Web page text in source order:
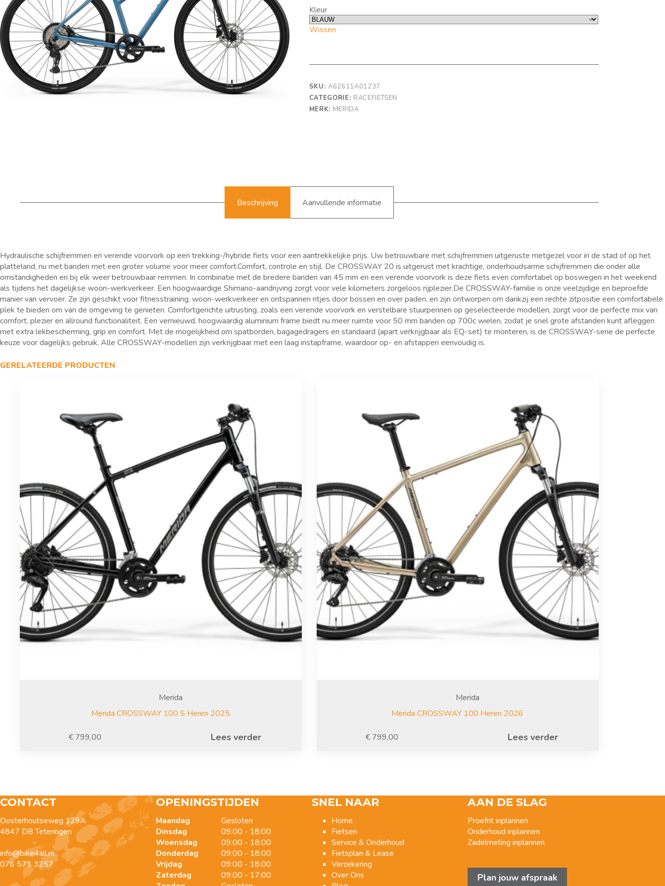
Kleur
Wissen
SKU:A62611A01237
CATEGORIE: RACEFIETSEN
MERK: MERIDA
Beschrijving Aanvullende informatie
Hydraulische schijfremmen en verende voorvork op een trekking-/hybride fiets voor een aantrekkelijke prijs. Uw betrouwbare met schijfremmen uitgeruste metgezel voor in de stad of op het
platteland, nu met banden met een groter volume voor meer comfort.Comfort, controle en stijl. De CROSSWAY 20 is uitgerust met krachtige, onderhoudsarme schijfremmen die onder alle
omstandigheden en bij elk weer betrouwbaar remmen. In combinatie met de bredere banden van 45 mm en een verende voorvork is deze fiets even comfortabel op boswegen in het weekend
als tijdens het dagelijkse woon-werkverkeer. Een hoogwaardige Shimano-aandrijving zorgt voor vele kilometers zorgeloos rijplezier.De CROSSWAY-familie is onze veelzijdige en beproefde
manier van vervoer. Ze zijn geschikt voor fitnesstraining, woon-werkverkeer en ontspannen ritjes door bossen en over paden, en zijn ontworpen om dankzij een rechte zitpositie een comfortabele
plek te bieden om van de omgeving te genieten. Comfortgerichte uitrusting, zoals een verende voorvork en verstelbare stuurpennen op geselecteerde modellen, zorgt voor de perfecte mix van
comfort, plezier en allround functionaliteit. Een vernieuwd, hoogwaardig aluminium frame biedt nu meer ruimte voor 50 mm banden op 700c wielen, zodat je snel grote afstanden kunt afleggen
met extra lekbescherming, grip en comfort. Met de mogelijkheid om spatborden, bagagedragers en standaard (apart verkrijgbaar als EQ-set) te monteren, is de CROSSWAY-serie de perfecte
keuze voor dagelijks gebruik. Alle CROSSWAY-modellen zijn verkrijgbaar met een laag instapframe, waardoor op- en afstappen eenvoudig is.
GERELATEERDE PRODUCTEN
Merida
Merida CROSSWAY 100 S Heren 2025
€ 799,00 Lees verder
Merida
Merida CROSSWAY 100 Heren 2026
€ 799,00 Lees verder
CONTACT
Oosterhoutseweg 129A
4847 DB Teteringen
info@bike4all.nl
076 571 3257
OPENINGSTIJDEN
Maandag
Dinsdag
Woensdag
Donderdag
Vrijdag
Zaterdag
Gesloten
09:00 - 18:00
09:00 - 18:00
09:00 - 18:00
09:00 - 18:00
09:00 - 17:00
SNEL NAAR
Home
Fietsen
Service & Onderhoud
Fietsplan & Lease
Verzekering
Over Ons
AAN DE SLAG
Proefrit inplannen
Onderhoud inplannen
Zadelmeting inplannen
Plan jouw afspraak